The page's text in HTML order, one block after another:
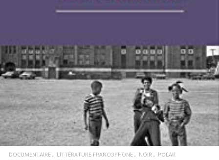
LIRE LA SUITE
DOCUMENTAIRE LITTÉRATURE FRANCOPHONE NOIR POLAR